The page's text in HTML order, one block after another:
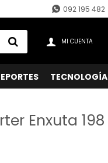
TECNOLOGÍA
092 195 482
Enxuta 198